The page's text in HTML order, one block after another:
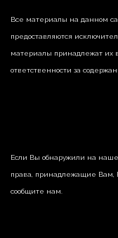
Все материалы на данном
предоставляются
материалы принадлежат их
ответственности за
Если Вы обнаружили на
права, принадлежащие Вам,
сообщите нам.